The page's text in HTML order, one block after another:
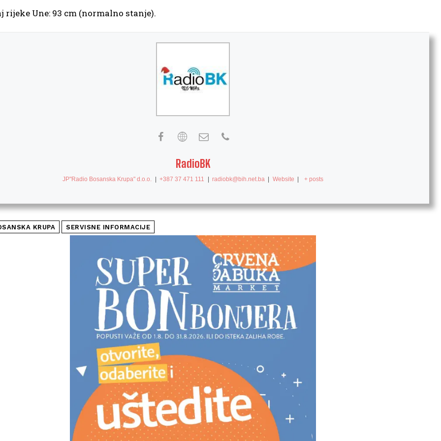
rijeke Une: 93 cm (normalno stanje).
RadioBK
JP"Radio Bosanska Krupa" d.o.o. +387 37 471 111 radiobk@bih.net.ba Website + posts
KRUPA SERVISNE INFORMACIJE